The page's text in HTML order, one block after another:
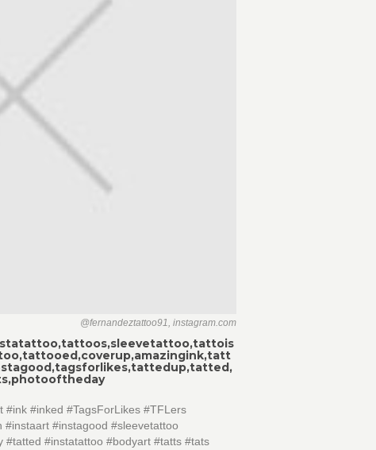
@fernandeztattoo91, instagram.com
#inked #TagsForLikes #TFLers
#instagood #sleevetattoo
#instatattoo #bodyart #tatts #tats